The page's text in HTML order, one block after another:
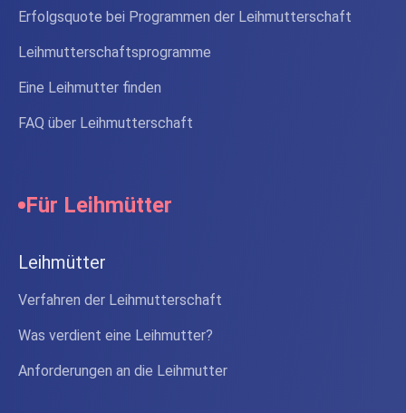
Erfolgsquote bei Programmen der Leihmutterschaft
Leihmutterschaftsprogramme
Eine Leihmutter finden
FAQ über Leihmutterschaft
Für Leihmütter
Leihmütter
Verfahren der Leihmutterschaft
Was verdient eine Leihmutter?
Anforderungen an die Leihmutter